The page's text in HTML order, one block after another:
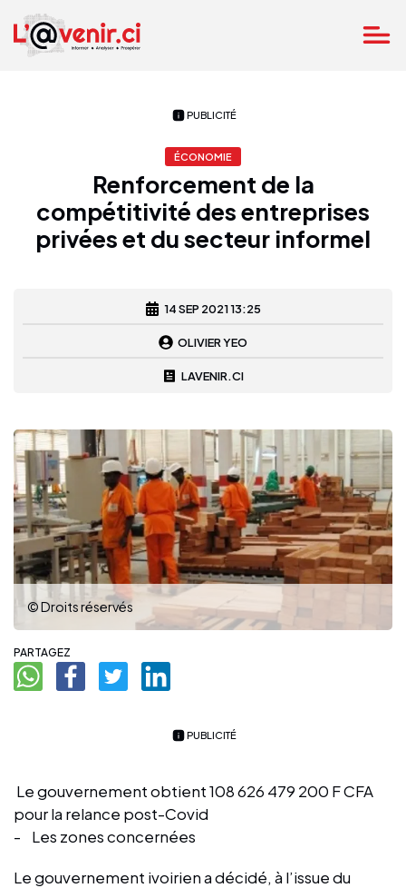
PUBLICITÉ
ÉCONOMIE
Renforcement de la
compétitivité des entreprises
privées et du secteur informel
14 SEP 2021 13:25
OLIVIER YEO
LAVENIR.CI
© Droits réservés
PARTAGEZ
PUBLICITÉ
Le gouvernement obtient 108 626 479 200 F CFA
pour la relance post-Covid
- Les zones concernées
Le gouvernement ivoirien a décidé, à l’issue du